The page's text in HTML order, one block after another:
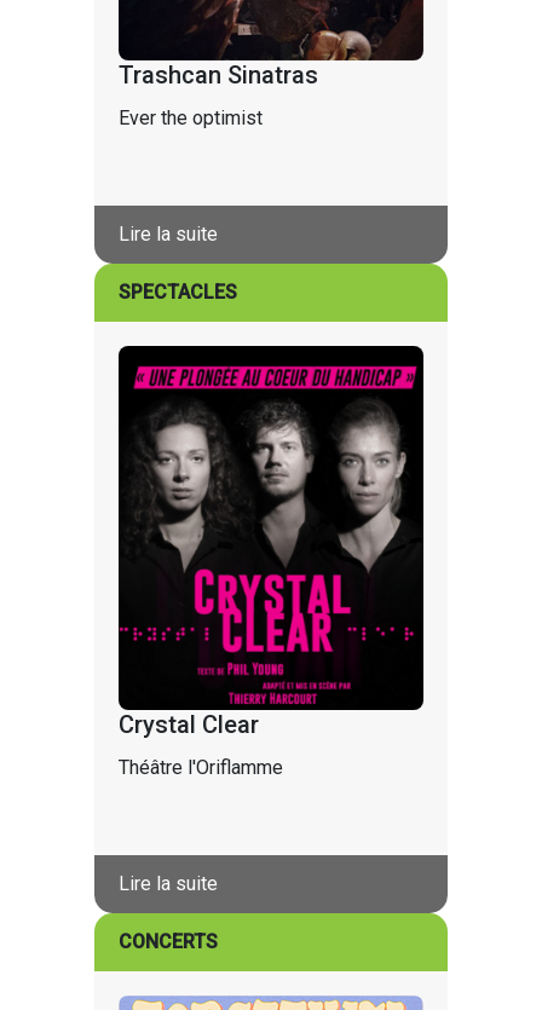
Trashcan Sinatras
Ever the optimist
Lire la suite
SPECTACLES
Crystal Clear
Théâtre l'Oriflamme
Lire la suite
CONCERTS